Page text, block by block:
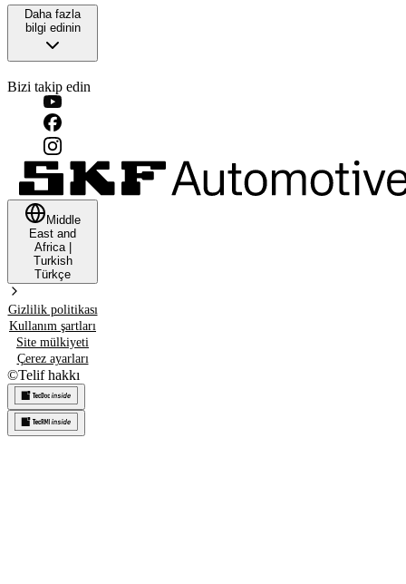
Daha fazla
bilgi edinin
Bizi takip edin
Middle
East and
Africa|
Turkish
Türkçe
Gizlilik politikası
Kullanım şartları
Site mülkiyeti
Çerez ayarları
©Telif hakkı